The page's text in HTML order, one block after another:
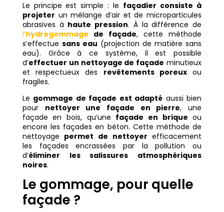
Le principe est simple : le façadier consiste à
projeter un mélange d’air et de microparticules
abrasives à haute pression. À la différence de
l’hydrogommage de façade, cette méthode
s’effectue sans eau (projection de matière sans
eau). Grâce à ce système, il est possible
d’effectuer un nettoyage de façade minutieux
et respectueux des revêtements poreuxou
fragiles.
Le gommage de façade est adapté aussi bien
pour nettoyer une façade en pierre, une
façade en bois, qu’une façade en brique ou
encore les façades en béton. Cette méthode de
nettoyage permet de nettoyer efficacement
les façades encrassées par la pollution ou
d’éliminer les salissures atmosphériques
noires.
Le gommage, pour quelle
façade ?